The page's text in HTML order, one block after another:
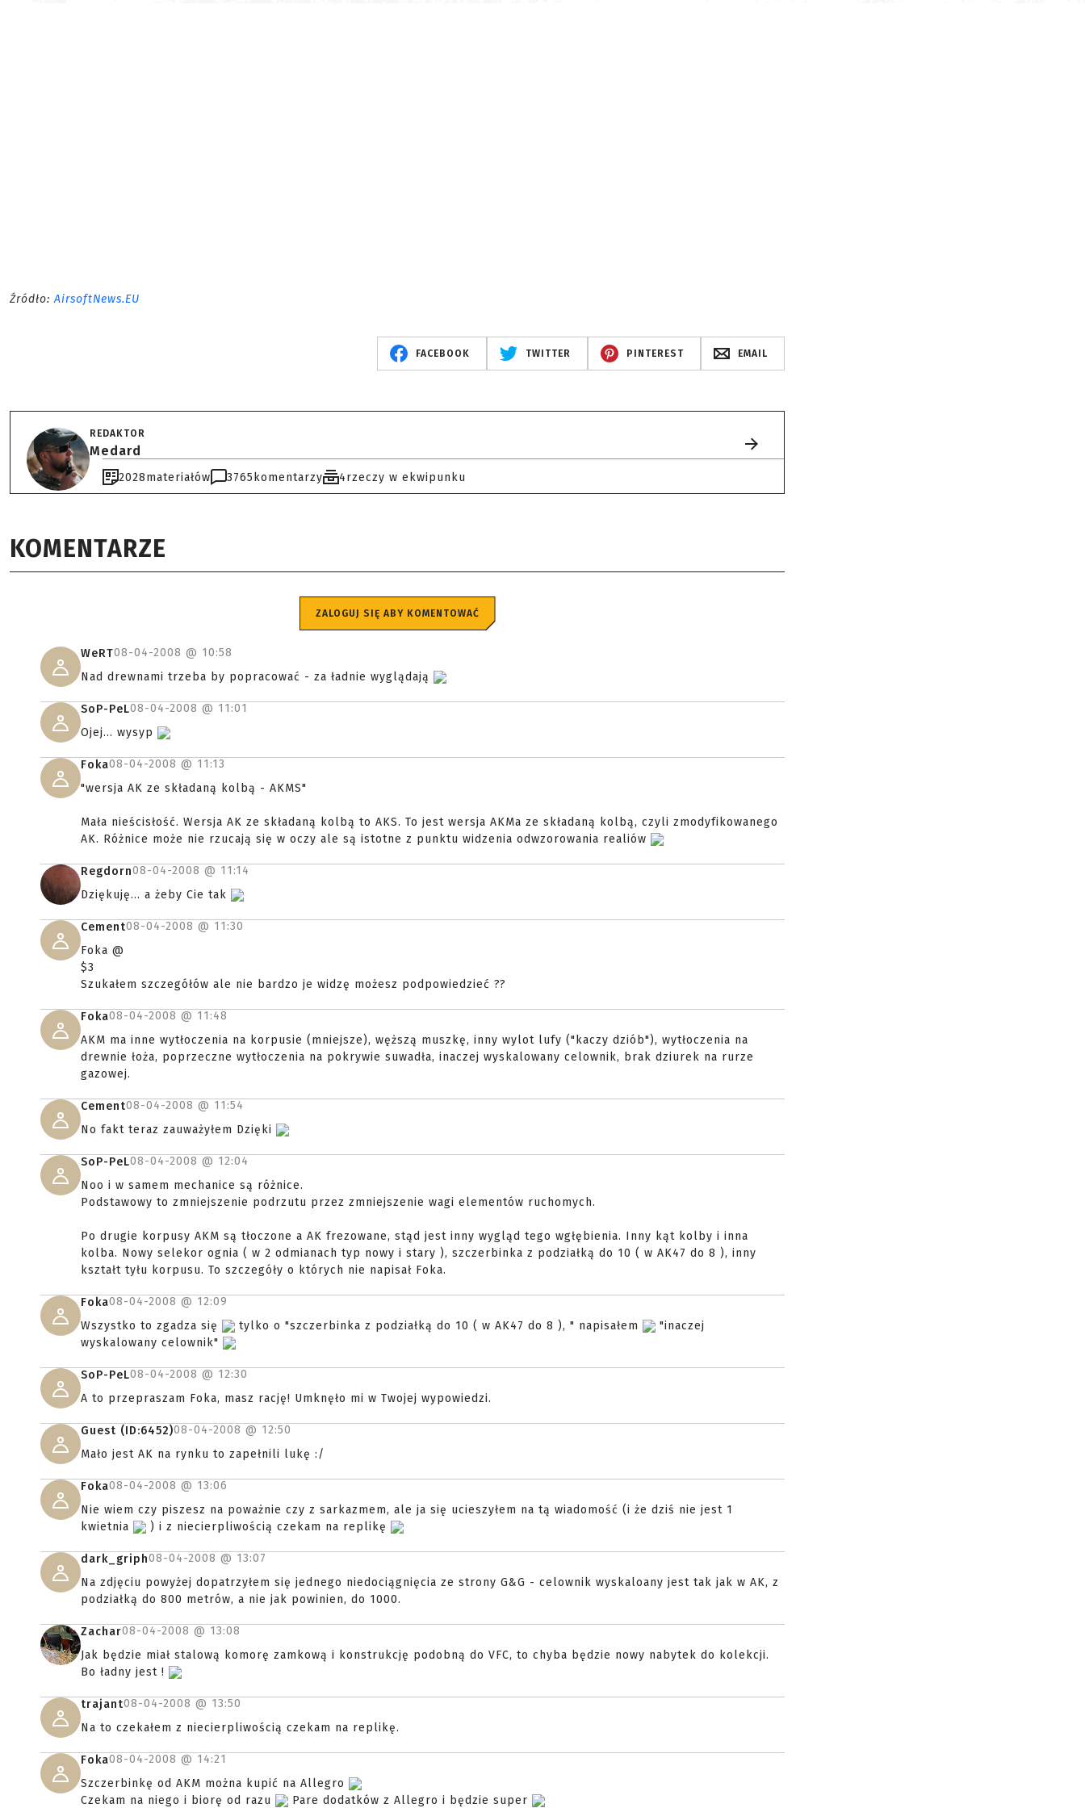
Źródło:AirsoftNews.EU
FACEBOOK TWITTER PINTEREST EMAIL
REDAKTOR
Medard
2028materiałów 3765 komentarzy 4rzeczy w ekwipunku
KOMENTARZE
ZALOGUJ SIĘ ABY KOMENTOWAĆ
WeRT08-04-2008 @ 10:58
Nad drewnami trzeba by popracować - za ładnie wyglądają
SoP-PeL08-04-2008 @ 11:01
Ojej... wysyp
Foka08-04-2008 @ 11:13
"wersja AK ze składaną kolbą - AKMS"
Mała nieścisłość. Wersja AK ze składaną kolbą to AKS. To jest wersja AKMa ze składaną kolbą, czyli zmodyfikowanego
AK. Różnice może nie rzucają się w oczy ale są istotne z punktu widzenia odwzorowania realiów
Regdorn08-04-2008 @ 11:14
Dziękuję... a żeby Cie tak
Cement08-04-2008 @ 11:30
Foka @
$3
Szukałem szczegółów ale nie bardzo je widzę możesz podpowiedzieć ??
Foka08-04-2008 @ 11:48
AKM ma inne wytłoczenia na korpusie (mniejsze), węższą muszkę, inny wylot lufy ("kaczy dziób"), wytłoczenia na
drewnie łoża, poprzeczne wytłoczenia na pokrywie suwadła, inaczej wyskalowany celownik, brak dziurek na rurze
gazowej.
Cement08-04-2008 @ 11:54
No fakt teraz zauważyłem Dzięki
SoP-PeL08-04-2008 @ 12:04
Noo i w samem mechanice są różnice.
Podstawowy to zmniejszenie podrzutu przez zmniejszenie wagi elementów ruchomych.
Po drugie korpusy AKM są tłoczone a AK frezowane, stąd jest inny wygląd tego wgłębienia. Inny kąt kolby i inna
kolba. Nowy selekor ognia ( w 2 odmianach typ nowy i stary ), szczerbinka z podziałką do 10 ( w AK47 do 8 ), inny
kształt tyłu korpusu. To szczegóły o których nie napisał Foka.
Foka08-04-2008 @ 12:09
Wszystko to zgadza się
tylko o "szczerbinka z podziałką do 10 ( w AK47 do 8 ), " napisałem
"inaczej
wyskalowany celownik"
SoP-PeL08-04-2008 @ 12:30
A to przepraszam Foka, masz rację! Umknęło mi w Twojej wypowiedzi.
Guest (ID:6452)08-04-2008 @ 12:50
Mało jest AK na rynku to zapełnili lukę :/
Foka08-04-2008 @ 13:06
Nie wiem czy piszesz na poważnie czy z sarkazmem, ale ja się ucieszyłem na tą wiadomość (i że dziś nie jest 1
kwietnia
) i z niecierpliwością czekam na replikę
dark_griph08-04-2008 @ 13:07
Na zdjęciu powyżej dopatrzyłem się jednego niedociągnięcia ze strony G&G - celownik wyskaloany jest tak jak w AK, z
podziałką do 800 metrów, a nie jak powinien, do 1000.
Zachar08-04-2008 @ 13:08
Jak będzie miał stalową komorę zamkową i konstrukcję podobną do VFC, to chyba będzie nowy nabytek do kolekcji.
Bo ładny jest !
trajant08-04-2008 @ 13:50
Na to czekałem z niecierpliwością czekam na replikę.
Foka08-04-2008 @ 14:21
Szczerbinkę od AKM można kupić na Allegro
Czekam na niego i biorę od razu
Pare dodatków z Allegro i będzie super